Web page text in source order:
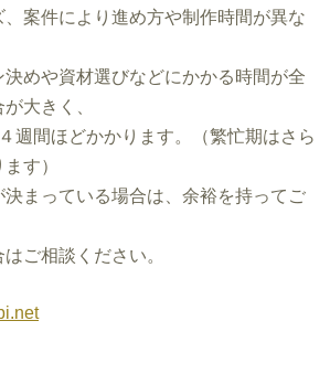
、案件により進め方や制作時間が異な
めや資材選びなどにかかる時間が全
大きく、
週間ほどかかります。（繁忙期はさら
す）
決まっている場合は、余裕を持ってご
ご相談ください。